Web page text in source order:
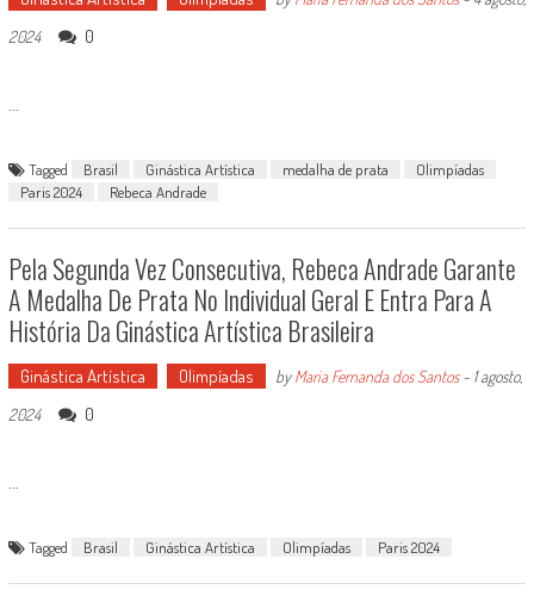
2024
0
...
Tagged Brasil Ginástica Artística medalha de prata
Olimpíadas
Paris 2024
Rebeca Andrade
Pela Segunda Vez Consecutiva, Rebeca Andrade Garante
A Medalha De Prata No Individual Geral E Entra Para A
História Da Ginástica Artística Brasileira
Ginástica Artística Olimpíadas byMaria Fernanda dos Santos- 1 agosto,
2024
0
...
Tagged Brasil Ginástica Artística Olimpíadas Paris 2024